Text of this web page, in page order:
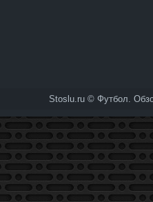
Stoslu.ru © Футбол.